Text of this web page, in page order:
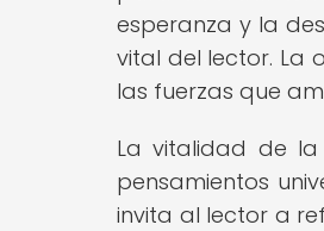
esperanza y la
vital del lector. La
las fuerzas que
La vitalidad de
pensamientos
invita al lector a